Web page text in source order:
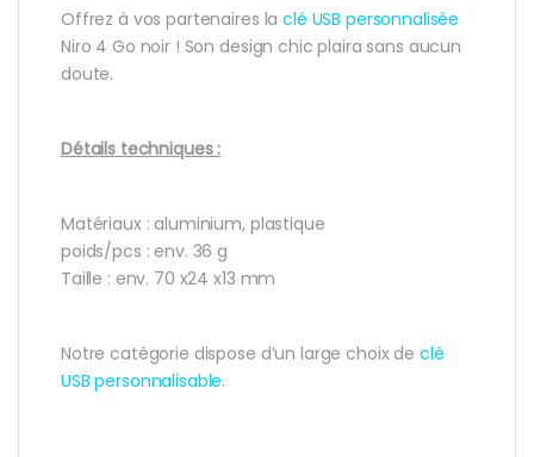
Offrez à vos partenaires laclé USB personnalisée
Niro 4 Go noir ! Son design chic plaira sans aucun
doute.
Détails techniques :
Matériaux : aluminium, plastique
poids/pcs : env. 36 g
Taille : env. 70 x24 x13 mm
Notre catégorie dispose d’un large choix de clé
USB personnalisable.